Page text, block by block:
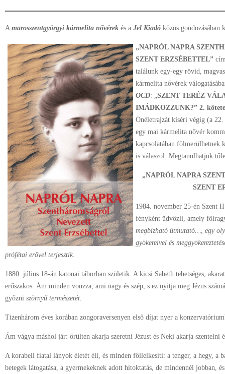
A marosszentgyörgyi kármelita nővérek és a Jel Kiadó közös
„NAPRÓL NAPRA
SZENT ERZSÉBETTEL”
találunk egy-egy rövid,
kármelita nővérek
OCD: „SZENT TERÉZ
IMÁDKOZZUNK?” 2. kötete
Önéletrajzát kíséri végig (a
egy mai kármelita nővér
kapcsolatában fölmerülhetnek
is válaszol. Megtanulhatjuk
„NAPRÓL NAPRA
SZENT
1984. november 25-én Szent
fényként üdvözli, amely
megbízható útmutató…, egy
gyökereivel és
prófétai erővel terjesztik.
1880. július 18-án katonai táborban születik. A kicsi Sabeth tehetséges,
erőszakos. Ám minden vonzza, ami nagy és szép, s ez nyitja meg Jézus
győzni szörnyű természetét.
Tizenhárom éves korában zongoraversenyen első díjat nyer a
Ám vágya máshol jár: őrülten akarja szeretni Jézust és Neki akarja szentelni
A korabeli fiatal lányok életét éli, és minden föllelkesíti: a tenger, a hegy, a
betegek látogatása, a gyermekeknek adott hitoktatás, de mindennél jobban,